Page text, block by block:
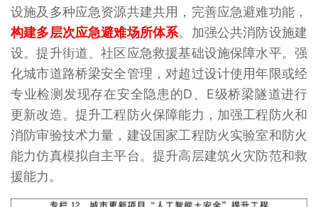
设施及多种应急资源共建共用，完善应急避难功能，
构建多层次应急避难场所体系。加强公共消防设施建
设。提升街道、社区应急救援基础设施保障水平。强
化城市道路桥梁安全管理，对超过设计使用年限或经
专业检测发现存在安全隐患的D、E级桥梁隧道进行
更新改造。提升工程防火保障能力，加强工程防火和
消防审验技术力量，建设国家工程防火实验室和防火
能力仿真模拟自主平台。提升高层建筑火灾防范和救
援能力。